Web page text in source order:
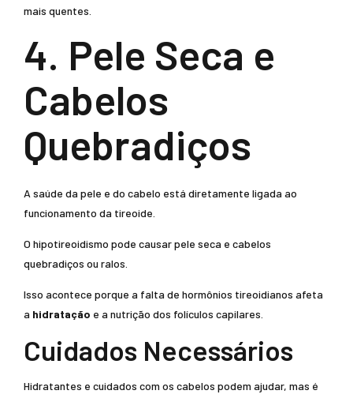
mais quentes.
4. Pele Seca e
Cabelos
Quebradiços
A saúde da pele e do cabelo está diretamente ligada ao
funcionamento da tireoide.
O hipotireoidismo pode causar pele seca e cabelos
quebradiços ou ralos.
Isso acontece porque a falta de hormônios tireoidianos afeta
a hidratação e a nutrição dos folículos capilares.
Cuidados Necessários
Hidratantes e cuidados com os cabelos podem ajudar, mas é